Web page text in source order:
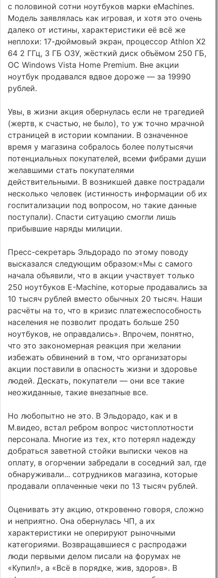
с половиной сотни ноутбуков марки eMachines.
Модель заявлялась как игровая, и хотя это очень
далеко от истины, характеристики её всё же
неплохи: 17-дюймовый экран, процессор Athlon X2
64 2 ГГц, 3 ГБ ОЗУ, жёсткий диск объёмом 250 ГБ,
ОС Windows Vista Home Premium. Вне акции
ноутбук продавался вдвое дороже — за 19990
рублей.
Увы, в жизни акция обернулась если не трагедией
(жертв, к счастью, не было), то уж точно мрачной
страницей в истории компании. В означенное
время у магазина собралось более полутысячи
потенциальных покупателей, всеми фибрами души
желавшими стать покупателями
действительными. В возникшей давке пострадали
несколько человек (истинность информации об их
госпитализации под вопросом, но такие данные
поступали). Спасти ситуацию смогли лишь
прибывшие наряды милиции.
Пресс-секретарь Эльдорадо по этому поводу
высказался следующим образом:«Мы с самого
начала объявили, что в акции участвует только
250 ноутбуков E-Machine, которые продавались за
10 тысяч рублей вместо обычных 20 тысяч. Наши
расчёты на то, что в кризис платежеспособность
населения не позволит продать больше 250
ноутбуков, не оправдались». Впрочем, понятно,
что это закономерная реакция при желании
избежать обвинений в том, что организаторы
акции поставили в опасность жизни и здоровье
людей. Дескать, покупатели — они все такие
неожиданные, такие внезапные все.
Но любопытно не это. В Эльдорадо, как и в
М.видео, встал ребром вопрос чистоплотности
персонала. Многие из тех, кто потерял надежду
добраться заветной стойки выписки чеков на
оплату, в огорчении забредали в соседний зал, где
обнаруживали... сотрудников магазина, которые
продавали оплаченные чеки по 13 тысяч рублей.
Оценивать эту акцию, откровенно говоря, сложно
и неприятно. Она обернулась ЧП, а их
характеристики не оперируют рыночными
категориями. Возвращавшиеся с распродажи
люди первыми делом писали на форумах не
«Купил!», а «Всё в порядке, жив, здоров». В